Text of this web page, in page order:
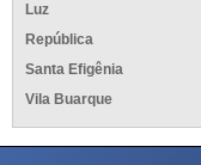
Luz
República
Santa Efigênia
Vila Buarque